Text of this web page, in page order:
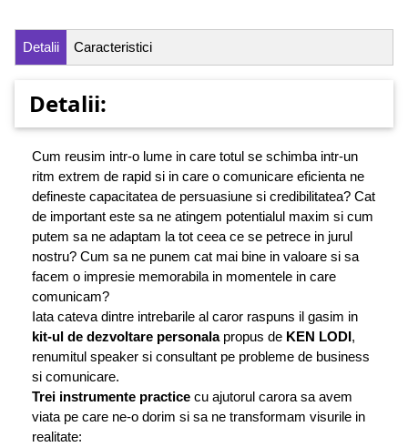
Detalii Caracteristici
Detalii:
Cum reusim intr-o lume in care totul se schimba intr-un
ritm extrem de rapid si in care o comunicare eficienta ne
defineste capacitatea de persuasiune si credibilitatea? Cat
de important este sa ne atingem potentialul maxim si cum
putem sa ne adaptam la tot ceea ce se petrece in jurul
nostru? Cum sa ne punem cat mai bine in valoare si sa
facem o impresie memorabila in momentele in care
comunicam?
Iata cateva dintre intrebarile al caror raspuns il gasim in
kit-ul de dezvoltare personalapropus de KEN LODI,
renumitul speaker si consultant pe probleme de business
si comunicare.
Trei instrumente practice cu ajutorul carora sa avem
viata pe care ne-o dorim si sa ne transformam visurile in
realitate: